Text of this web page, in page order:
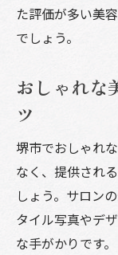
た評価が多い美
でしょう。
おしゃれな
ツ
堺市でおしゃれ
なく、提供され
しょう。サロン
タイル写真やデ
な手がかりです。